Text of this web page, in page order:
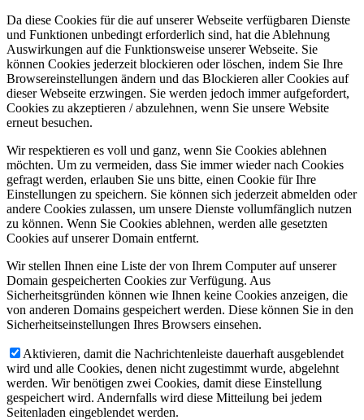
Da diese Cookies für die auf unserer Webseite verfügbaren Dienste
und Funktionen unbedingt erforderlich sind, hat die Ablehnung
Auswirkungen auf die Funktionsweise unserer Webseite. Sie
können Cookies jederzeit blockieren oder löschen, indem Sie Ihre
Browsereinstellungen ändern und das Blockieren aller Cookies auf
dieser Webseite erzwingen. Sie werden jedoch immer aufgefordert,
Cookies zu akzeptieren / abzulehnen, wenn Sie unsere Website
erneut besuchen.
Wir respektieren es voll und ganz, wenn Sie Cookies ablehnen
möchten. Um zu vermeiden, dass Sie immer wieder nach Cookies
gefragt werden, erlauben Sie uns bitte, einen Cookie für Ihre
Einstellungen zu speichern. Sie können sich jederzeit abmelden oder
andere Cookies zulassen, um unsere Dienste vollumfänglich nutzen
zu können. Wenn Sie Cookies ablehnen, werden alle gesetzten
Cookies auf unserer Domain entfernt.
Wir stellen Ihnen eine Liste der von Ihrem Computer auf unserer
Domain gespeicherten Cookies zur Verfügung. Aus
Sicherheitsgründen können wie Ihnen keine Cookies anzeigen, die
von anderen Domains gespeichert werden. Diese können Sie in den
Sicherheitseinstellungen Ihres Browsers einsehen.
Aktivieren, damit die Nachrichtenleiste dauerhaft ausgeblendet
wird und alle Cookies, denen nicht zugestimmt wurde, abgelehnt
werden. Wir benötigen zwei Cookies, damit diese Einstellung
gespeichert wird. Andernfalls wird diese Mitteilung bei jedem
Seitenladen eingeblendet werden.